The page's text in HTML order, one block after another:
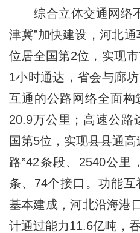
综合立体交通网络不
津冀”加快建设，河北通
位居全国第2位，实现
1小时通达，省会与廊
互通的公路网络全面构
20.9万公里；高速公路
国第5位，实现县县通
路”42条段、2540公里
条、74个接口。功能
基本建成，河北沿海港
计通过能力11.6亿吨，